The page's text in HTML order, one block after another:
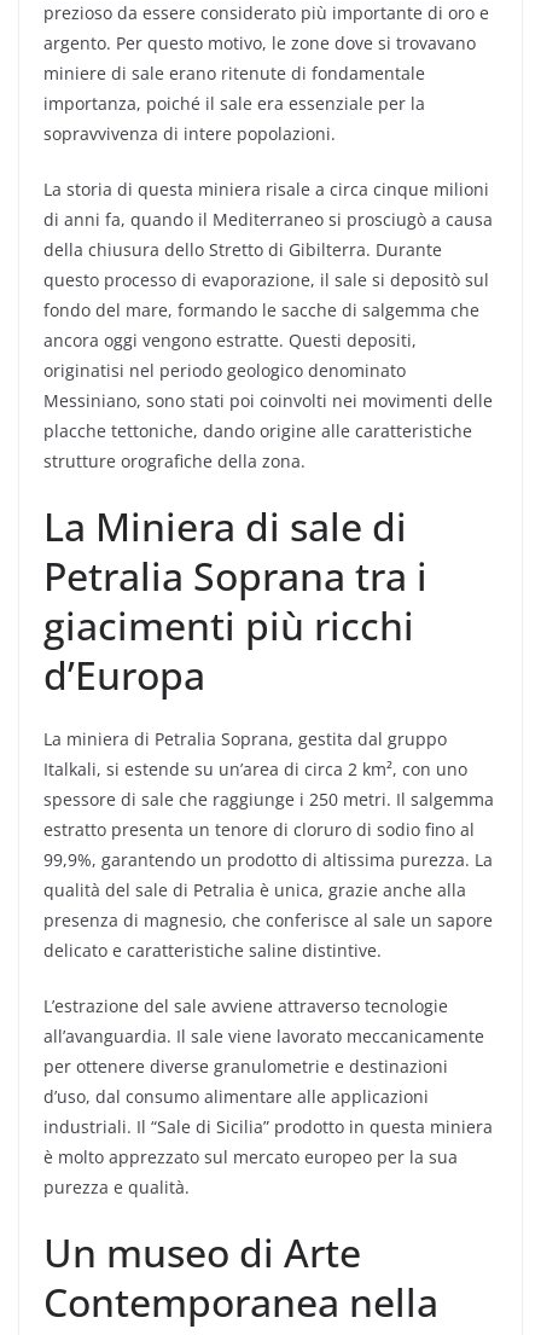
prezioso da essere considerato più importante di oro e
argento. Per questo motivo, le zone dove si trovavano
miniere di sale erano ritenute di fondamentale
importanza, poiché il sale era essenziale per la
sopravvivenza di intere popolazioni.
La storia di questa miniera risale a circa cinque milioni
di anni fa, quando il Mediterraneo si prosciugò a causa
della chiusura dello Stretto di Gibilterra. Durante
questo processo di evaporazione, il sale si depositò sul
fondo del mare, formando le sacche di salgemma che
ancora oggi vengono estratte. Questi depositi,
originatisi nel periodo geologico denominato
Messiniano, sono stati poi coinvolti nei movimenti delle
placche tettoniche, dando origine alle caratteristiche
strutture orografiche della zona.
La Miniera di sale di
Petralia Soprana tra i
giacimenti più ricchi
d’Europa
La miniera di Petralia Soprana, gestita dal gruppo
Italkali, si estende su un’area di circa 2 km², con uno
spessore di sale che raggiunge i 250 metri. Il salgemma
estratto presenta un tenore di cloruro di sodio fino al
99,9%, garantendo un prodotto di altissima purezza. La
qualità del sale di Petralia è unica, grazie anche alla
presenza di magnesio, che conferisce al sale un sapore
delicato e caratteristiche saline distintive.
L’estrazione del sale avviene attraverso tecnologie
all’avanguardia. Il sale viene lavorato meccanicamente
per ottenere diverse granulometrie e destinazioni
d’uso, dal consumo alimentare alle applicazioni
industriali. Il “Sale di Sicilia” prodotto in questa miniera
è molto apprezzato sul mercato europeo per la sua
purezza e qualità.
Un museo di Arte
Contemporanea nella